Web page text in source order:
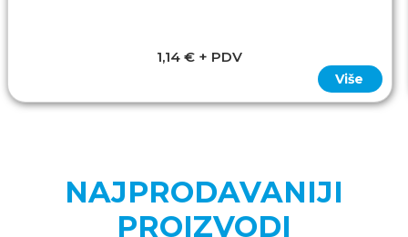
1,14 € + PDV
Više
NAJPRODAVANIJI
PROIZVODI